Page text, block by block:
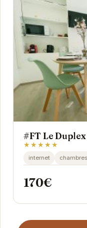
#FT Le
★★★★★
internet
170€